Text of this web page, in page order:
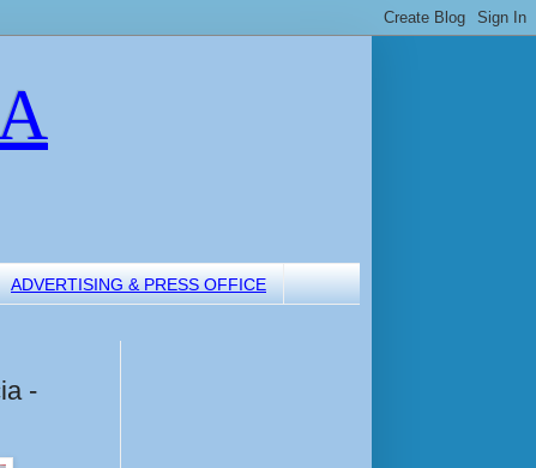
ADVERTISING & PRESS OFFICE
-